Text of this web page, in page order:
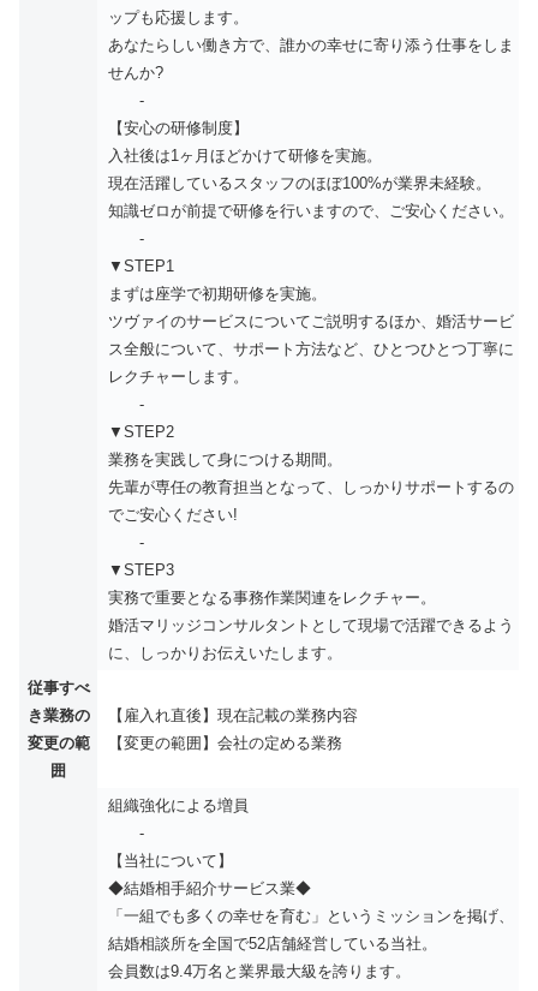
ップも応援します。
あなたらしい働き方で、誰かの幸せに寄り添う仕事をしま
せんか?
-
【安心の研修制度】
入社後は1ヶ月ほどかけて研修を実施。
現在活躍しているスタッフのほぼ100%が業界未経験。
知識ゼロが前提で研修を行いますので、ご安心ください。
-
▼STEP1
まずは座学で初期研修を実施。
ツヴァイのサービスについてご説明するほか、婚活サービ
ス全般について、サポート方法など、ひとつひとつ丁寧に
レクチャーします。
-
▼STEP2
業務を実践して身につける期間。
先輩が専任の教育担当となって、しっかりサポートするの
でご安心ください!
-
▼STEP3
実務で重要となる事務作業関連をレクチャー。
婚活マリッジコンサルタントとして現場で活躍できるよう
に、しっかりお伝えいたします。
従事すべ
き業務の
変更の範
囲
【雇入れ直後】現在記載の業務内容
【変更の範囲】会社の定める業務
組織強化による増員
-
【当社について】
◆結婚相手紹介サービス業◆
「一組でも多くの幸せを育む」というミッションを掲げ、
結婚相談所を全国で52店舗経営している当社。
会員数は9.4万名と業界最大級を誇ります。